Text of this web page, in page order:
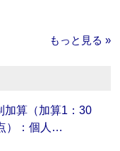
もっと見る »
加算（加算1：30
）：個人…